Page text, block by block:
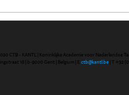
CTB - KANTL | Koninklijke Academie voor Nederlandse
18 | b-9000 Gent | Belgium | E ctb@kantl.be | T +32